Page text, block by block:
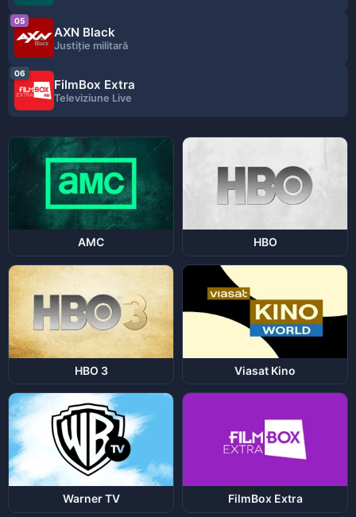
05
AXN Black
Justiție militară
06
FilmBox Extra
Televiziune Live
AMC HBO
HBO 3 Viasat Kino
Warner TV FilmBox Extra